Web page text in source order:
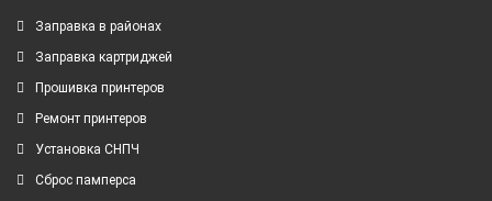
Заправка в районах
Заправка картриджей
Прошивка принтеров
Ремонт принтеров
Установка СНПЧ
Сброс памперса